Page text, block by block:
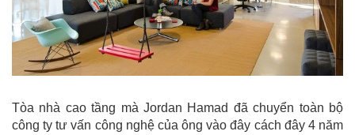
Tòa nhà cao tầng mà Jordan Hamad đã chuyển toàn bộ
công ty tư vấn công nghệ của ông vào đây cách đây 4 năm